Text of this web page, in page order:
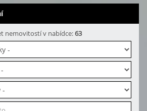
nemovitostí v nabídce:63